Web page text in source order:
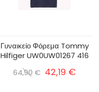
Γυναικείο Φόρεμα Tommy
Hilfiger UW0UW01267 416
64,90 € 42,19 €